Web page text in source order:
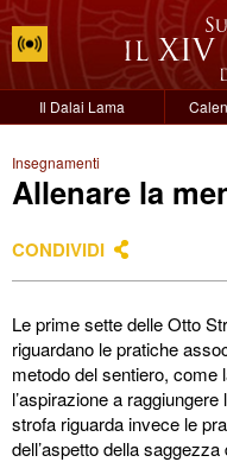
Il Dalai Lama
Insegnamenti
Allenare la
CONDIVIDI
Le prime sette delle Otto
riguardano le pratiche
metodo del sentiero, come
l’aspirazione a raggiungere
strofa riguarda invece le
dell’aspetto della saggezza